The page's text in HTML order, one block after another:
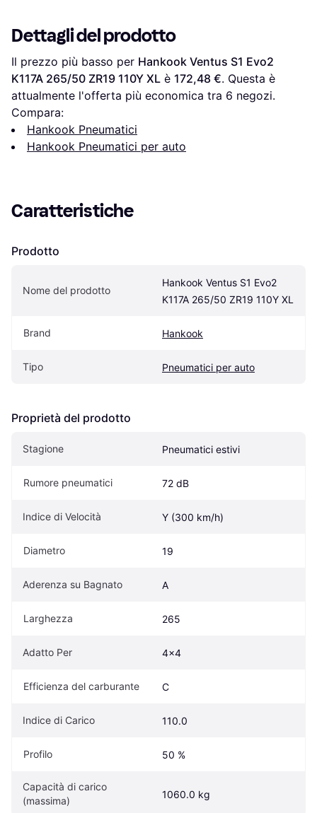
Dettagli del prodotto
Il prezzo più basso per Hankook Ventus S1 Evo2
K117A 265/50 ZR19 110Y XL è 172,48 €. Questa è
attualmente l'offerta più economica tra 6 negozi.
Compara:
Hankook Pneumatici
Hankook Pneumatici per auto
Caratteristiche
Prodotto
Nome del prodotto
Hankook Ventus S1 Evo2
K117A 265/50 ZR19 110Y XL
Brand Hankook
Tipo Pneumatici per auto
Proprietà del prodotto
Stagione Pneumatici estivi
Rumore pneumatici 72 dB
Indice di Velocità Y (300 km/h)
Diametro 19
Aderenza su Bagnato A
Larghezza 265
Adatto Per 4x4
Efficienza del carburante C
Indice di Carico 110.0
Profilo 50 %
Capacità di carico
(massima)
1060.0 kg